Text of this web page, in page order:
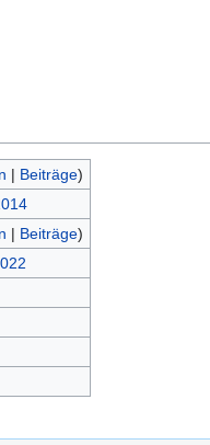
| Beiträge)
| Beiträge)